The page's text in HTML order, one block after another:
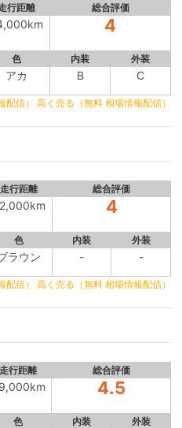
行距離 総合評価
4
色 内装 外装
アカ B C
信） 高く売る（無料 相場情報配信）
走行距離 総合評価
4
色 内装 外装
ラウン - -
信） 高く売る（無料 相場情報配信）
走行距離 総合評価
4.5
色 内装 外装